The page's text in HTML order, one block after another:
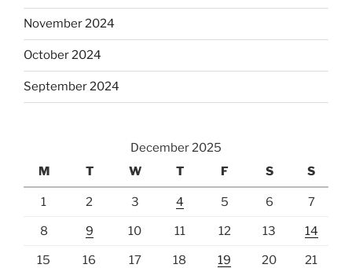
November 2024
October 2024
September 2024
December 2025
M
T W T F S S
1 2 3 4 5 6 7
8 9 10 11 12 13 14
15 16 17 18 19 20 21